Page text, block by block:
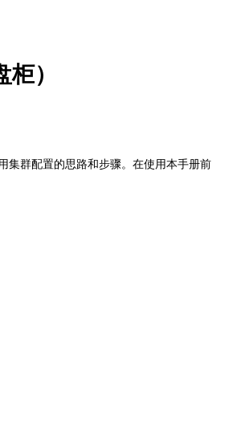
）
集群配置的思路和步骤。在使用本手册前